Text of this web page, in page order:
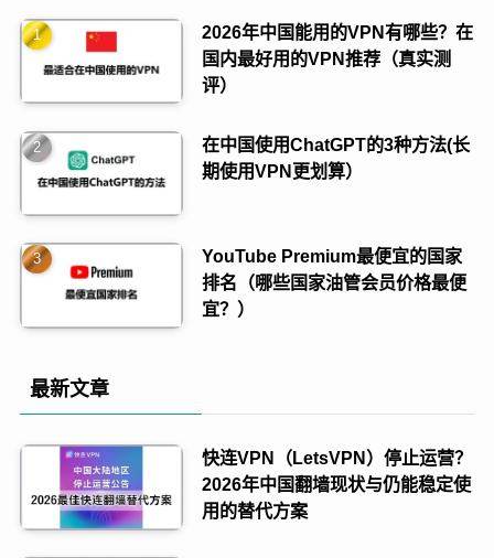
2026年中国能用的VPN有哪些？在
国内最好用的VPN推荐（真实测
评）
在中国使用ChatGPT的3种方法(长
期使用VPN更划算）
YouTube Premium最便宜的国家
排名（哪些国家油管会员价格最便
宜？）
最新文章
快连VPN（LetsVPN）停止运营？
2026年中国翻墙现状与仍能稳定使
用的替代方案